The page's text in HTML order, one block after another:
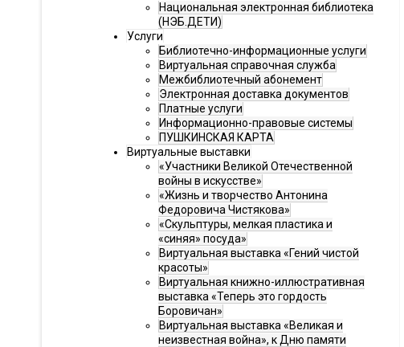
Национальная электронная библиотека
(НЭБ.ДЕТИ)
Услуги
Библиотечно-информационные услуги
Виртуальная справочная служба
Межбиблиотечный абонемент
Электронная доставка документов
Платные услуги
Информационно-правовые системы
ПУШКИНСКАЯ КАРТА
Виртуальные выставки
«Участники Великой Отечественной
войны в искусстве»
«Жизнь и творчество Антонина
Федоровича Чистякова»
«Скульптуры, мелкая пластика и
«синяя» посуда»
Виртуальная выставка «Гений чистой
красоты»
Виртуальная книжно-иллюстративная
выставка «Теперь это гордость
Боровичан»
Виртуальная выставка «Великая и
неизвестная война», к Дню памяти